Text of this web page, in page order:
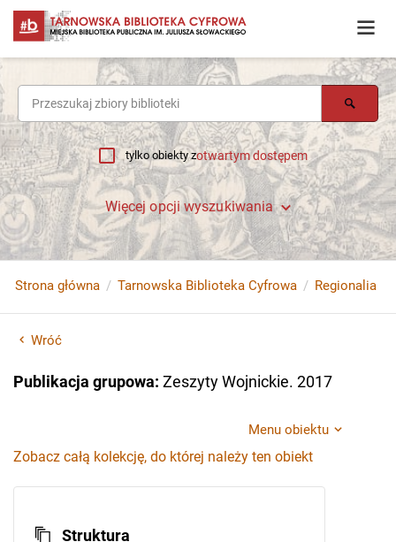
tylko obiekty zotwartym dostępem
Więcej opcji wyszukiwania
Strona główna Tarnowska Biblioteka Cyfrowa Regionalia
Wróć
Publikacja grupowa: Zeszyty Wojnickie. 2017
Menu obiektu
Zobacz całą kolekcję, do której należy ten obiekt
Struktura